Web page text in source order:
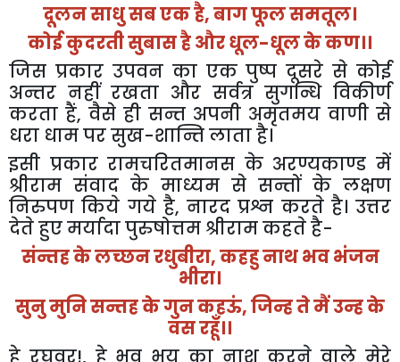
दूलनसाधुसबएकहै,बागफूलसमतूल।
कोईकुदरतीसुबासहैऔरधूल-धूलकेकण।।
जिस प्रकार उपवन का एक पुष्प दूसरे से कोई
अन्तर नहीं रखता और सर्वत्र सुगन्धि विकीर्ण
करता हैं, वैसे ही सन्त अपनी अमृतमय वाणी से
धरा धामपरसुख-शान्तिलाताहै।
इसी प्रकार रामचरितमानस के अरण्यकाण्ड में
श्रीराम संवाद के माध्यम से सन्तों के लक्षण
निरुपण किये गये है, नारद प्रश्न करते है। उत्तर
देतेहुएमर्यादापुरुषोत्तमश्रीरामकहतेहै-
संन्तहकेलच्छनरधुबीरा,कहहुनाथभवभंजन
भीरा।
सुनुमुनिसन्तहकेगुनकहऊं,जिन्हतेमैंउन्हके
वसरहूँ।।
हे रघुवर!, हे भव भय का नाश करने वाले मेरे